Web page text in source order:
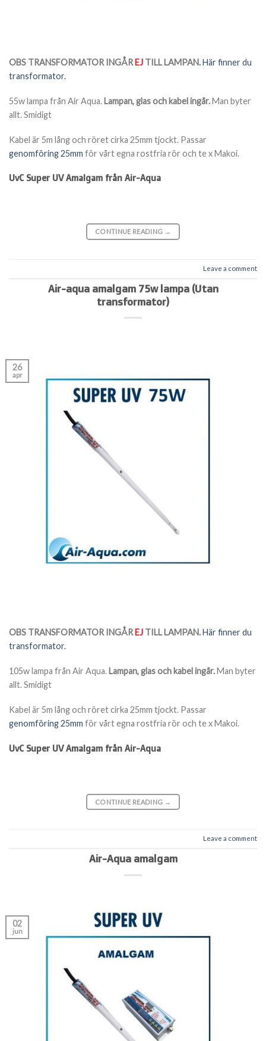
OBS TRANSFORMATOR INGÅR EJ TILL LAMPAN.Här finner du
transformator.
55w lampa från Air Aqua. Lampan, glas och kabel ingår.Man byter
allt. Smidigt
Kabel är 5m lång och röret cirka 25mm tjockt. Passar
genomföring 25mm för vårt egna rostfria rör och te x Makoi.
UvC Super UV Amalgam från Air-Aqua
CONTINUE READING →
Leave a comment
Air-aqua amalgam 75w lampa (Utan
transformator)
26
apr
OBS TRANSFORMATOR INGÅR EJ TILL LAMPAN.Här finner du
transformator.
105w lampa från Air Aqua. Lampan, glas och kabel ingår.Man byter
allt. Smidigt
Kabel är 5m lång och röret cirka 25mm tjockt. Passar
genomföring 25mm för vårt egna rostfria rör och te x Makoi.
UvC Super UV Amalgam från Air-Aqua
CONTINUE READING →
Leave a comment
Air-Aqua amalgam
02
jun